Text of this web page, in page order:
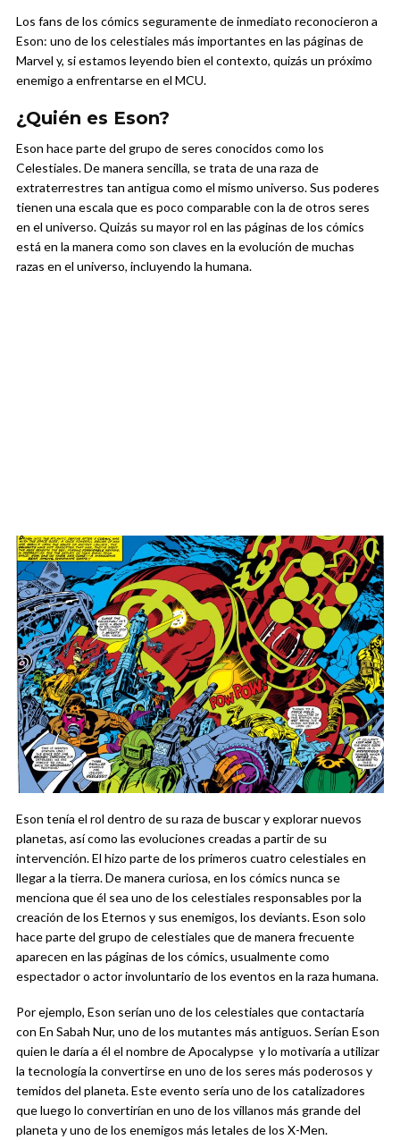
Los fans de los cómics seguramente de inmediato reconocieron a
Eson: uno de los celestiales más importantes en las páginas de
Marvel y, si estamos leyendo bien el contexto, quizás un próximo
enemigo a enfrentarse en el MCU.
¿Quién es Eson?
Eson hace parte del grupo de seres conocidos como los
Celestiales. De manera sencilla, se trata de una raza de
extraterrestres tan antigua como el mismo universo. Sus poderes
tienen una escala que es poco comparable con la de otros seres
en el universo. Quizás su mayor rol en las páginas de los cómics
está en la manera como son claves en la evolución de muchas
razas en el universo, incluyendo la humana.
Eson tenía el rol dentro de su raza de buscar y explorar nuevos
planetas, así como las evoluciones creadas a partir de su
intervención. El hizo parte de los primeros cuatro celestiales en
llegar a la tierra. De manera curiosa, en los cómics nunca se
menciona que él sea uno de los celestiales responsables por la
creación de los Eternos y sus enemigos, los deviants. Eson solo
hace parte del grupo de celestiales que de manera frecuente
aparecen en las páginas de los cómics, usualmente como
espectador o actor involuntario de los eventos en la raza humana.
Por ejemplo, Eson serían uno de los celestiales que contactaría
con En Sabah Nur, uno de los mutantes más antiguos. Serían Eson
quien le daría a él el nombre de Apocalypse y lo motivaría a utilizar
la tecnología la convertirse en uno de los seres más poderosos y
temidos del planeta. Este evento sería uno de los catalizadores
que luego lo convertirían en uno de los villanos más grande del
planeta y uno de los enemigos más letales de los X-Men.